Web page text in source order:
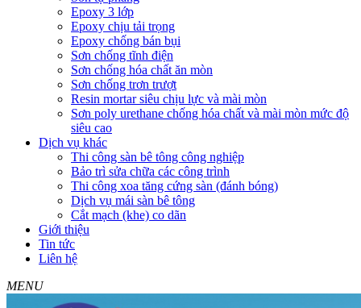
Epoxy 3 lớp
Epoxy chịu tải trọng
Epoxy chống bán bụi
Sơn chống tĩnh điện
Sơn chống hóa chất ăn mòn
Sơn chống trơn trượt
Resin mortar siêu chịu lực và mài mòn
Sơn poly urethane chống hóa chất và mài mòn mức độ
siêu cao
Dịch vụ khác
Thi công sàn bê tông công nghiệp
Bảo trì sửa chữa các công trình
Thi công xoa tăng cứng sàn (đánh bóng)
Dịch vụ mái sàn bê tông
Cắt mạch (khe) co dãn
Giới thiệu
Tin tức
Liên hệ
MENU